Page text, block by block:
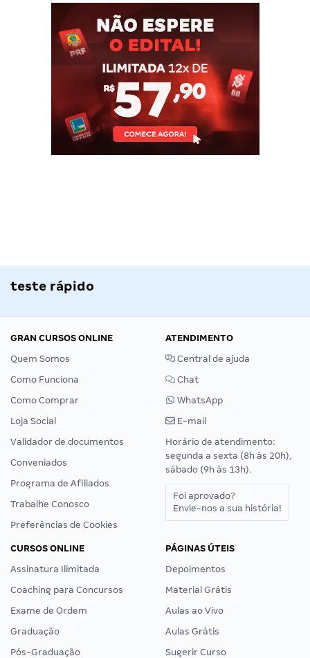
teste rápido
GRAN CURSOS ONLINE
Quem Somos
Como Funciona
Como Comprar
Loja Social
Validador de documentos
Conveniados
Programa de Afiliados
Trabalhe Conosco
Preferências de Cookies
ATENDIMENTO
Central de ajuda
Chat
WhatsApp
E-mail
Horário de atendimento:
segunda a sexta (8h às 20h),
sábado (9h às 13h).
Foi aprovado?
Envie-nos a sua história!
CURSOS ONLINE
Assinatura Ilimitada
Coaching para Concursos
Exame de Ordem
Graduação
Pós-Graduação
PÁGINAS ÚTEIS
Depoimentos
Material Grátis
Aulas ao Vivo
Aulas Grátis
Sugerir Curso